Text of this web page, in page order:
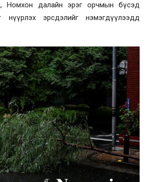
Номхон далайн эрэг орчмын бүсэд
нүүрлэх эрсдэлийг нэмэгдүүлээдд